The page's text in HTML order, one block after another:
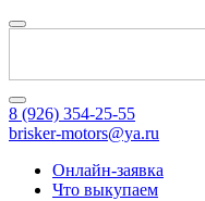
8 (926) 354-25-55
brisker-motors@ya.ru
Онлайн-заявка
Что выкупаем